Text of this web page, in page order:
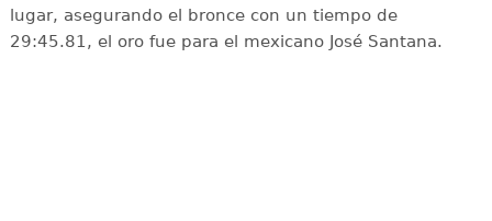
lugar, asegurando el bronce con un tiempo de
29:45.81, el oro fue para el mexicano José Santana.